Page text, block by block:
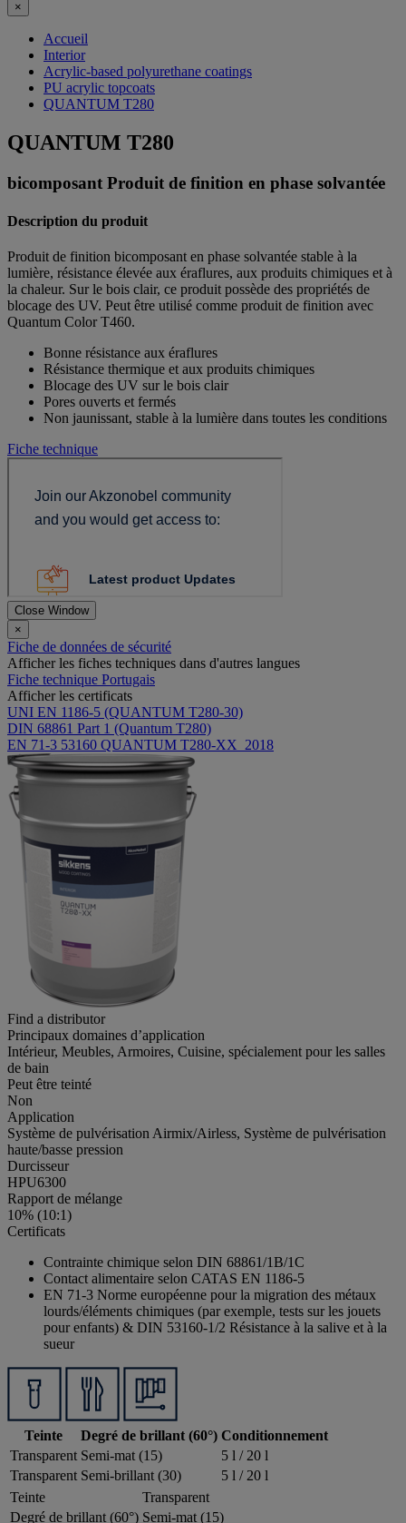
×
Accueil
Interior
Acrylic-based polyurethane coatings
PU acrylic topcoats
QUANTUM T280
QUANTUM T280
bicomposant Produit de finition en phase solvantée
Description du produit
Produit de finition bicomposant en phase solvantée stable à la
lumière, résistance élevée aux éraflures, aux produits chimiques et à
la chaleur. Sur le bois clair, ce produit possède des propriétés de
blocage des UV. Peut être utilisé comme produit de finition avec
Quantum Color T460.
Bonne résistance aux éraflures
Résistance thermique et aux produits chimiques
Blocage des UV sur le bois clair
Pores ouverts et fermés
Non jaunissant, stable à la lumière dans toutes les conditions
Fiche technique
Close Window
×
Fiche de données de sécurité
Afficher les fiches techniques dans d'autres langues
Fiche technique Portugais
Afficher les certificats
UNI EN 1186-5 (QUANTUM T280-30)
DIN 68861 Part 1 (Quantum T280)
EN 71-3 53160 QUANTUM T280-XX_2018
Find a distributor
Principaux domaines d’application
Intérieur, Meubles, Armoires, Cuisine, spécialement pour les salles
de bain
Peut être teinté
Non
Application
Système de pulvérisation Airmix/Airless, Système de pulvérisation
haute/basse pression
Durcisseur
HPU6300
Rapport de mélange
10% (10:1)
Certificats
Contrainte chimique selon DIN 68861/1B/1C
Contact alimentaire selon CATAS EN 1186-5
EN 71-3 Norme européenne pour la migration des métaux
lourds/éléments chimiques (par exemple, tests sur les jouets
pour enfants) & DIN 53160-1/2 Résistance à la salive et à la
sueur
Teinte Degré de brillant (60°) Conditionnement
Transparent Semi-mat (15)
5 l / 20 l
Transparent Semi-brillant (30)
5 l / 20 l
Teinte
Transparent
Degré de brillant (60°) Semi-mat (15)